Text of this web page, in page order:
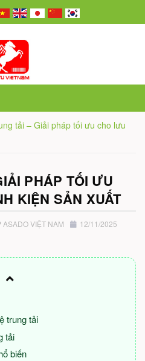
tải – Giải pháp tối ưu cho lưu
PHÁP TỐI ƯU
KIỆN SẢN XUẤT
VIỆT NAM
12/11/2025
trung tải
tải
biến